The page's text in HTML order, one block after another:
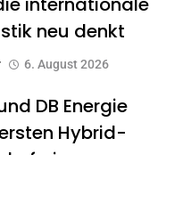
neu denkt
6. August 2026
DB Energie
Hybrid-